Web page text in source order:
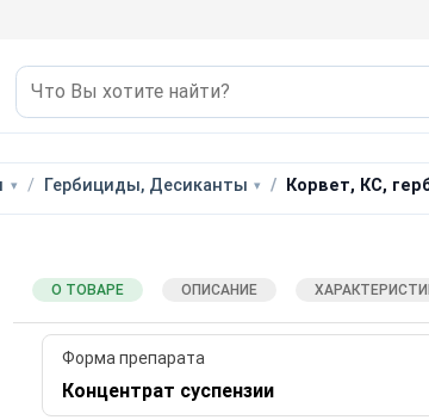
Гербициды, Десиканты Корвет, КС,
О ТОВАРЕ ОПИСАНИЕ
Форма препарата
Концентрат суспензии